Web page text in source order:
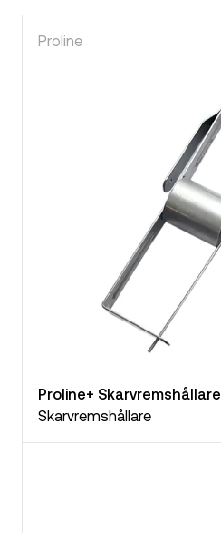
Proline
Proline+ Skarvremshållare
Skarvremshållare